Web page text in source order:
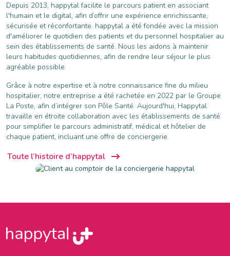
Depuis 2013, happytal facilite le parcours patient en associant
l'humain et le digital, afin d’offrir une expérience enrichissante,
sécurisée et réconfortante. happytal a été fondée avec la mission
d'améliorer le quotidien des patients et du personnel hospitalier au
sein des établissements de santé. Nous les aidons à maintenir
leurs habitudes quotidiennes, afin de rendre leur séjour le plus
agréable possible.
Grâce à notre expertise et à notre connaissance fine du milieu
hospitalier, notre entreprise a été rachetée en 2022 par le Groupe
La Poste, afin d’intégrer son Pôle Santé. Aujourd'hui, Happytal
travaille en étroite collaboration avec les établissements de santé
pour simplifier le parcours administratif, médical et hôtelier de
chaque patient, incluant une offre de conciergerie.
Toute l’histoire d’happytal